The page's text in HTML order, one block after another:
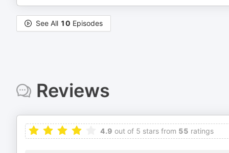
See All 10 Episodes
Reviews
4.9 out of 5 stars from 55 ratings